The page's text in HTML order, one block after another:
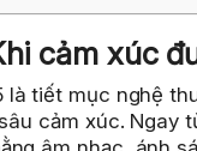
cảm xúc
là tiết mục nghệ
cảm xúc. Ngay